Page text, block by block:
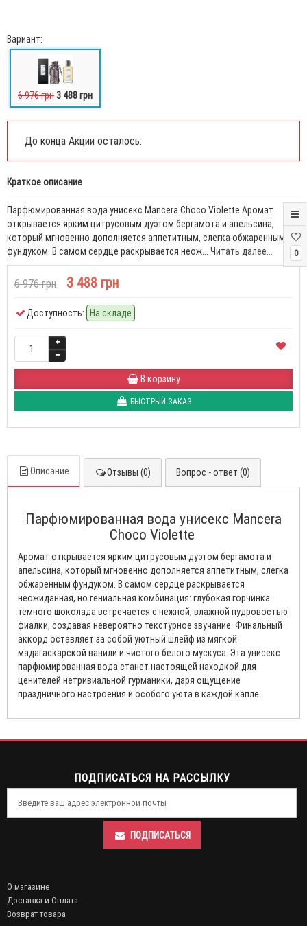
0
Вариант:
6 976 грн3 488 грн
До конца Акции осталось:
Краткое описание
Парфюмированная вода унисекс Mancera Choco Violette Аромат
открывается ярким цитрусовым дуэтом бергамота и апельсина,
который мгновенно дополняется аппетитным, слегка обжаренным
фундуком. В самом сердце раскрывается неож... Читать далее...
6 976 грн 3 488 грн
Доступность: На складе
В корзину
БЫСТРЫЙ ЗАКАЗ
Описание Отзывы (0) Вопрос - ответ (0)
Парфюмированная вода унисекс Mancera
Choco Violette
Аромат открывается ярким цитрусовым дуэтом бергамота и
апельсина, который мгновенно дополняется аппетитным, слегка
обжаренным фундуком. В самом сердце раскрывается
неожиданная, но гениальная комбинация: глубокая горчинка
темного шоколада встречается с нежной, влажной пудровостью
фиалки, создавая невероятно текстурное звучание. Финальный
аккорд оставляет за собой уютный шлейф из мягкой
мадагаскарской ванили и чистого белого мускуса. Эта унисекс
парфюмированная вода станет настоящей находкой для
ценителей нетривиальной гурманики, даря ощущение
праздничного настроения и особого уюта в каждой капле.
ПОДПИСАТЬСЯ НА РАССЫЛКУ
ПОДПИСАТЬСЯ
О магазине
Доставка и Оплата
Возврат товара